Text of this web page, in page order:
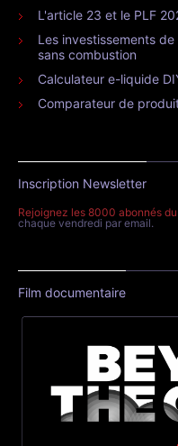
L'article 23 et le PLF
Les investissements
sans combustion
Calculateur e-liquide
Comparateur de
Inscription Newsletter
Rejoignez les 8000 abonnés
chaque vendredi par email.
Film documentaire